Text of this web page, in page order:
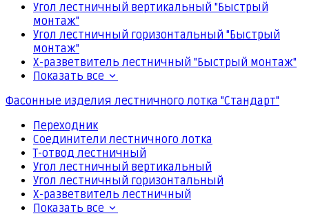
Угол лестничный вертикальный "Быстрый
монтаж"
Угол лестничный горизонтальный "Быстрый
монтаж"
Х-разветвитель лестничный "Быстрый монтаж"
Показать все
Фасонные изделия лестничного лотка "Стандарт"
Переходник
Соединители лестничного лотка
Т-отвод лестничный
Угол лестничный вертикальный
Угол лестничный горизонтальный
Х-разветвитель лестничный
Показать все